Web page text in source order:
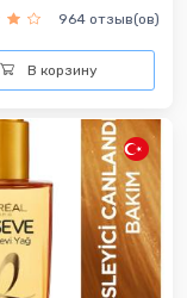
964 отзыв(ов)
В корзину